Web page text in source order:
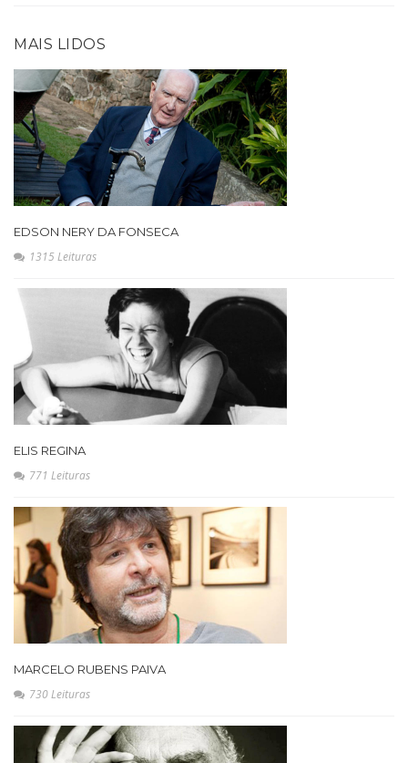
MAIS LIDOS
EDSON NERY DA FONSECA
1315 Leituras
ELIS REGINA
771 Leituras
MARCELO RUBENS PAIVA
730 Leituras